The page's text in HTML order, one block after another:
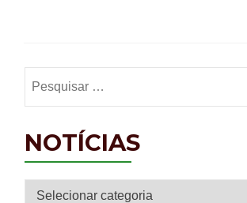
NOTÍCIAS
Notícias